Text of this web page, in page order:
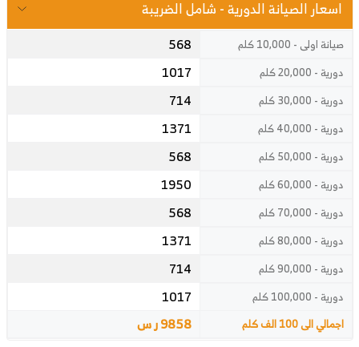
اسعار الصيانة الدورية - شامل الضريبة
صيانة اولى - 10,000 كلم 568
دورية - 20,000 كلم 1017
دورية - 30,000 كلم 714
دورية - 40,000 كلم 1371
دورية - 50,000 كلم 568
دورية - 60,000 كلم 1950
دورية - 70,000 كلم 568
دورية - 80,000 كلم 1371
دورية - 90,000 كلم 714
دورية - 100,000 كلم 1017
اجمالي الى 100 الف كلم 9858 ر س